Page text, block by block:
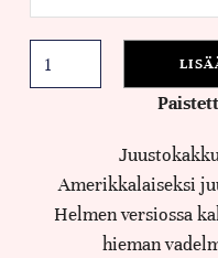
Amerikkalaiseksi
Helmen versiossa
hieman